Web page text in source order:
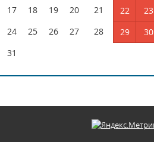
17
18 19 20 21 22
23
24
25 26 27 28 29
30
31